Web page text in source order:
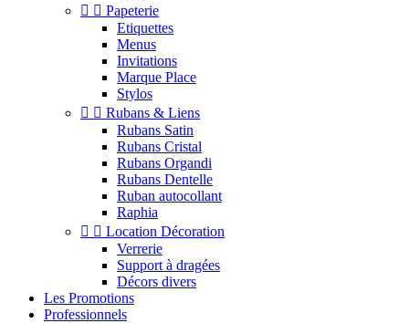
  Papeterie
Etiquettes
Menus
Invitations
Marque Place
Stylos
  Rubans & Liens
Rubans Satin
Rubans Cristal
Rubans Organdi
Rubans Dentelle
Ruban autocollant
Raphia
  Location Décoration
Verrerie
Support à dragées
Décors divers
Les Promotions
Professionnels